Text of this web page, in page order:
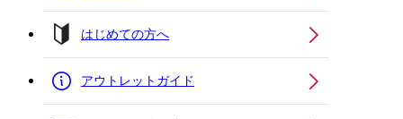
はじめての方へ
アウトレットガイド